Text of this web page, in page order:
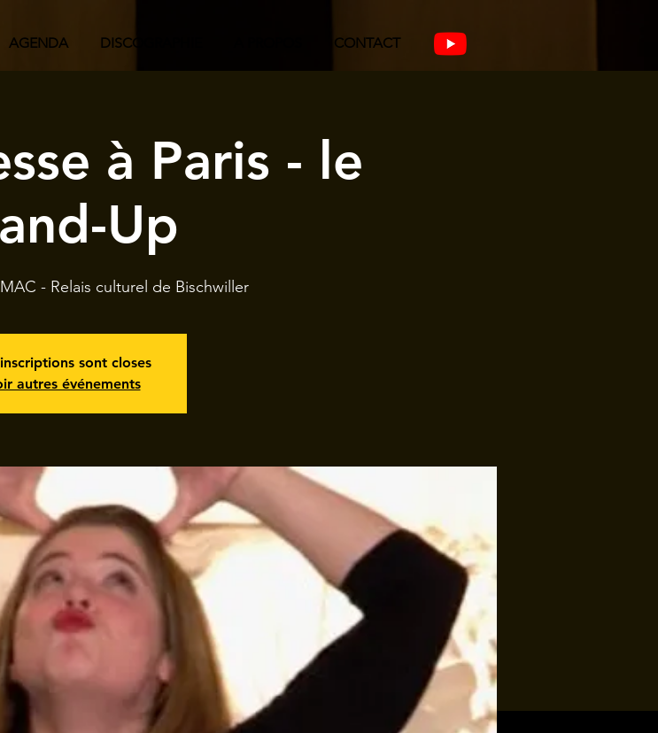
AGENDA DISCOGRAPHIE CONTACT
à Paris - le
Up
- Relais culturel de Bischwiller
sont closes
autres événements